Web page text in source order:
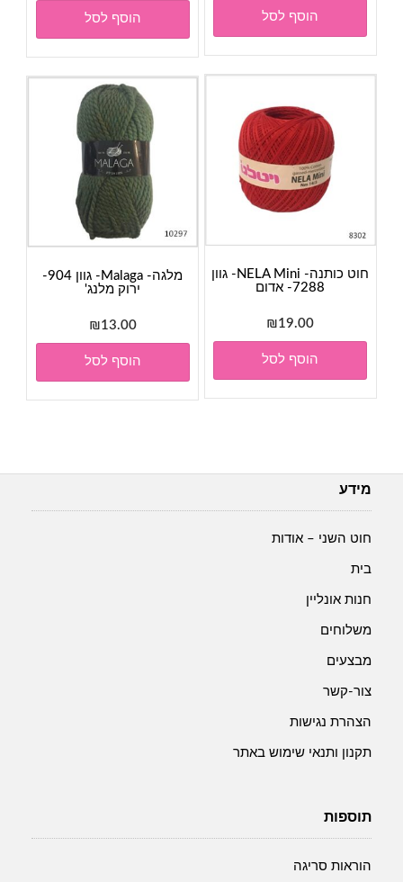
הוסף לסל הוסף לסל
חוט כותנה- NELA Mini- גוון
7288- אדום
₪19.00
הוסף לסל
מלגה- Malaga- גוון 904-
ירוק מלנג'
₪13.00
הוסף לסל
מידע
חוט השני – אודות
בית
חנות אונליין
משלוחים
מבצעים
צור-קשר
הצהרת נגישות
תקנון ותנאי שימוש באתר
תוספות
הוראות סריגה